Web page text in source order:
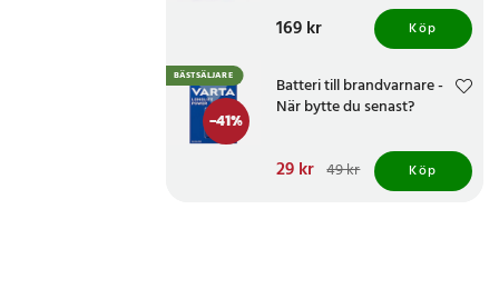
Pris :169 kr
169 kr Köp
-41%
BÄSTSÄLJARE
Batteri till brandvarnare -
När bytte du senast?
Nuvarande pris
Tidigare pris 49 kr
29 kr 49 kr Köp